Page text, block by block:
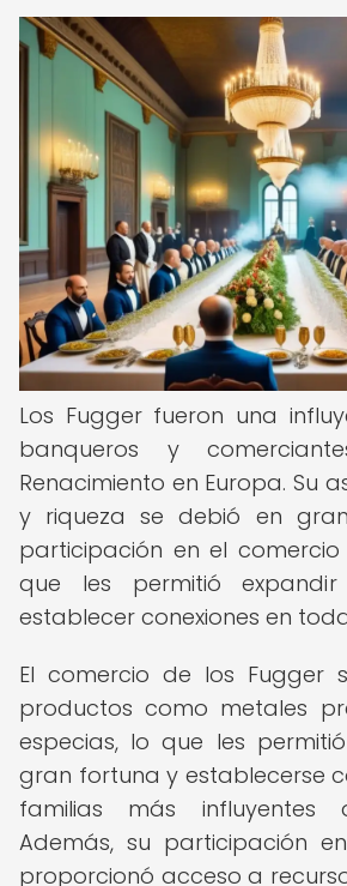
Los Fugger fueron una
banqueros y
Renacimiento en Europa. Su
y riqueza se debió en
participación en el
que les permitió
establecer conexiones en
El comercio de los Fugger
productos como metales
especias, lo que les
gran fortuna y establecerse
familias más
Además, su participación
proporcionó acceso a